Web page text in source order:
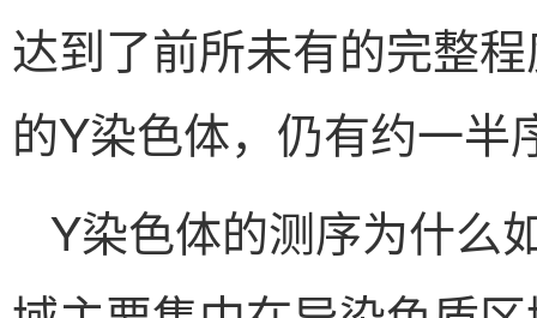
达到了前所未有的完整
的Y染色体，仍有约一半
Y染色体的测序为什么